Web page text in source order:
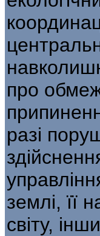
про
разі
землі, її
світу,